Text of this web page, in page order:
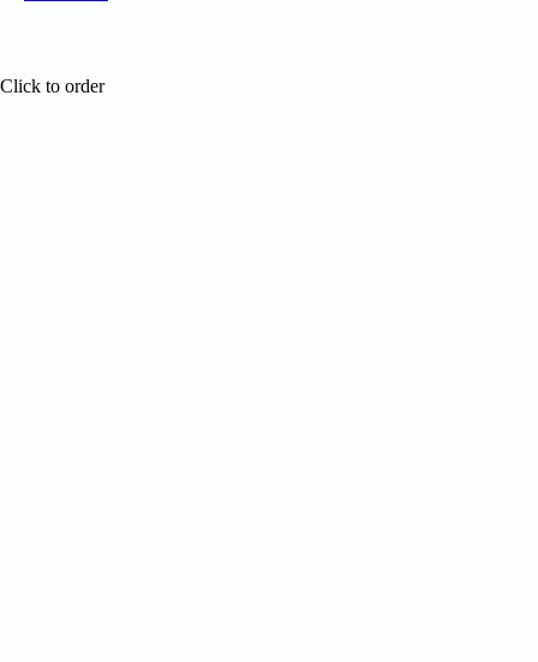
Click to order